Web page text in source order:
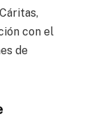
con el
de